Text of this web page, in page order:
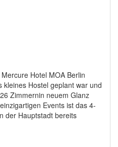
Hotel MOA Berlin
Hostel geplant war und
Zimmernin neuem Glanz
Events ist das 4-
der Hauptstadt bereits